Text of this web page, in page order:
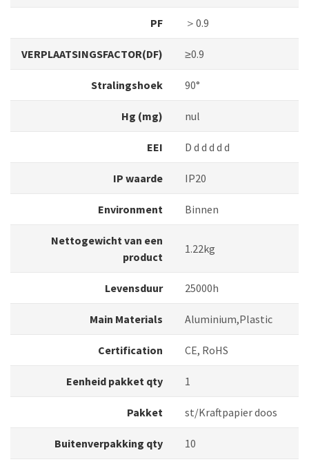
PF ＞0.9
VERPLAATSINGSFACTOR(DF) ≥0.9
Stralingshoek 90°
Hg (mg) nul
EEI D d d d d d
IP waarde IP20
Environment Binnen
Nettogewicht van een
product
1.22kg
Levensduur 25000h
Main Materials Aluminium,Plastic
Certification CE, RoHS
Eenheid pakket qty 1
Pakket st/Kraftpapier doos
Buitenverpakking qty 10